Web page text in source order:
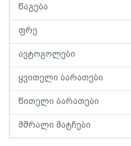
წაგება
ფრე
ავტოგოლები
ყვითელი ბარათები
წითელი ბარათები
მშრალი მატჩები